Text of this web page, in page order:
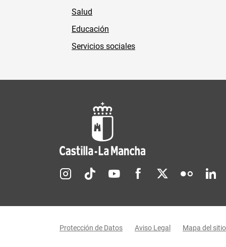
Salud
Educación
Servicios sociales
Redes sociales JCCM
Protección de Datos Aviso Legal Mapa del sitio